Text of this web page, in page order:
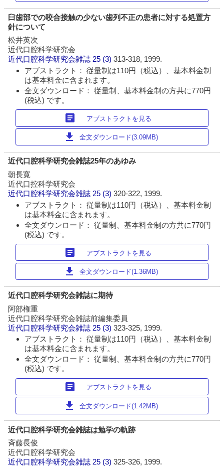
臼歯部での咬合接触の少ない歯列不正の患者に対する処置方
針について
松井英次
近代口腔科学研究会
近代口腔科学研究会雑誌 25 (3)313-318, 1999.
アブストラクト： 従量制は110円（税込）、基本料金制
は基本料金に含まれます。
全文ダウンロード： 従量制、基本料金制の方共に770円
(税込) です。
article アブストラクトを見る
download 全文ダウンロード(3.09MB)
近代口腔科学研究会雑誌25年のあゆみ
朝長寛
近代口控科学研究会
近代口腔科学研究会雑誌 25 (3)320-322, 1999.
アブストラクト： 従量制は110円（税込）、基本料金制
は基本料金に含まれます。
全文ダウンロード： 従量制、基本料金制の方共に770円
(税込) です。
article アブストラクトを見る
download 全文ダウンロード(1.36MB)
近代口腔科学研究会雑誌に期待
阿部権重
近代口腔科学研究会雑誌前編集委員
近代口腔科学研究会雑誌 25 (3)323-325, 1999.
アブストラクト： 従量制は110円（税込）、基本料金制
は基本料金に含まれます。
全文ダウンロード： 従量制、基本料金制の方共に770円
(税込) です。
article アブストラクトを見る
download 全文ダウンロード(1.42MB)
近代口腔科学研究会雑誌は勉学の軌跡
斉藤長俊
近代口腔科学研究会
近代口腔科学研究会雑誌 25 (3)325-326, 1999.